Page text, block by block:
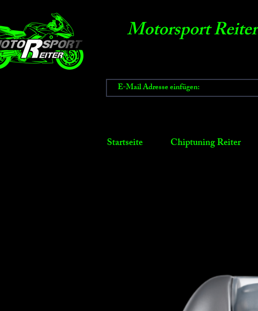
Motorsport Reiter
Startseite Chiptuning Reiter